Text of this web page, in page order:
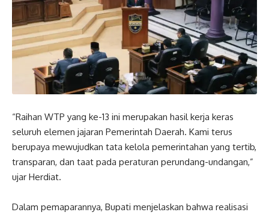
“Raihan WTP yang ke-13 ini merupakan hasil kerja keras
seluruh elemen jajaran Pemerintah Daerah. Kami terus
berupaya mewujudkan tata kelola pemerintahan yang tertib,
transparan, dan taat pada peraturan perundang-undangan,”
ujar Herdiat.
Dalam pemaparannya, Bupati menjelaskan bahwa realisasi